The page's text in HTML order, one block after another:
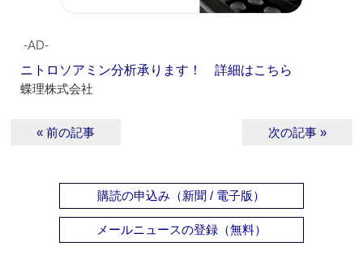
‐AD‐
ニトロソアミン分析承ります！ 詳細はこちら
蝶理株式会社
« 前の記事 次の記事 »
購読の申込み（新聞 / 電子版）
メールニュースの登録（無料）